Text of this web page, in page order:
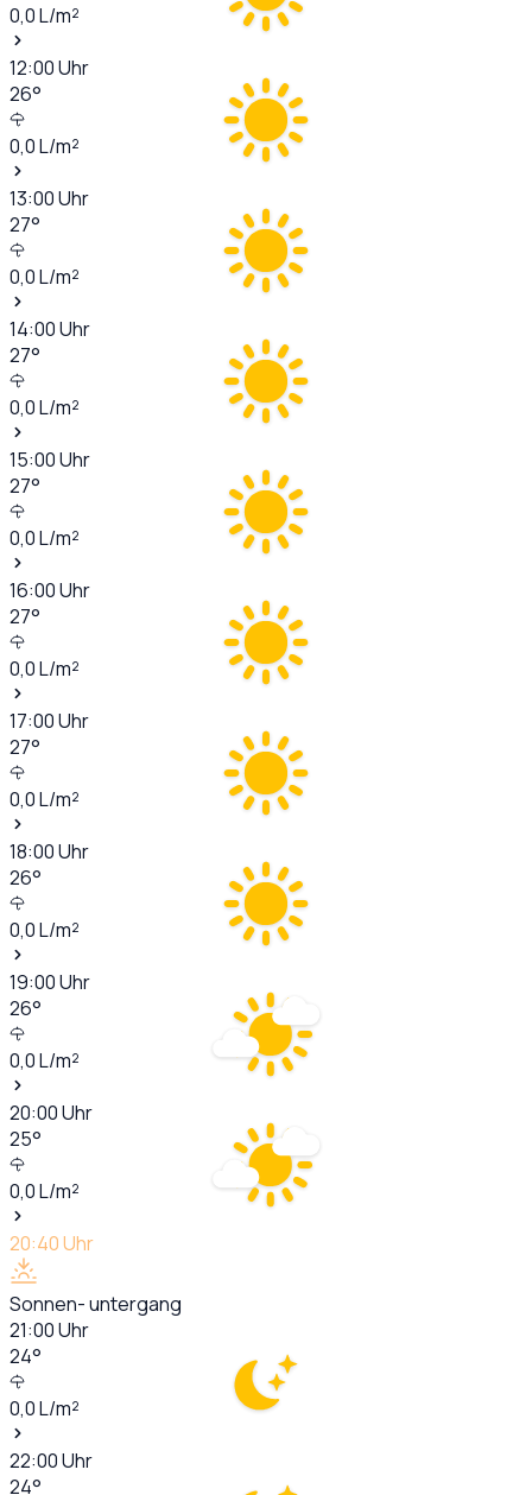
0,0L/m²
12:00Uhr
26°
0,0L/m²
13:00Uhr
27°
0,0L/m²
14:00Uhr
27°
0,0L/m²
15:00Uhr
27°
0,0L/m²
16:00Uhr
27°
0,0L/m²
17:00Uhr
27°
0,0L/m²
18:00Uhr
26°
0,0L/m²
19:00Uhr
26°
0,0L/m²
20:00Uhr
25°
0,0L/m²
20:40Uhr
Sonnen- untergang
21:00Uhr
24°
0,0L/m²
22:00Uhr
24°